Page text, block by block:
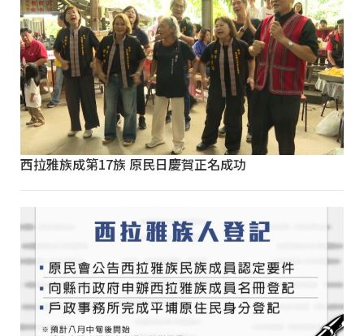
西拉雅族成第17族 原民日慶賀正名成功